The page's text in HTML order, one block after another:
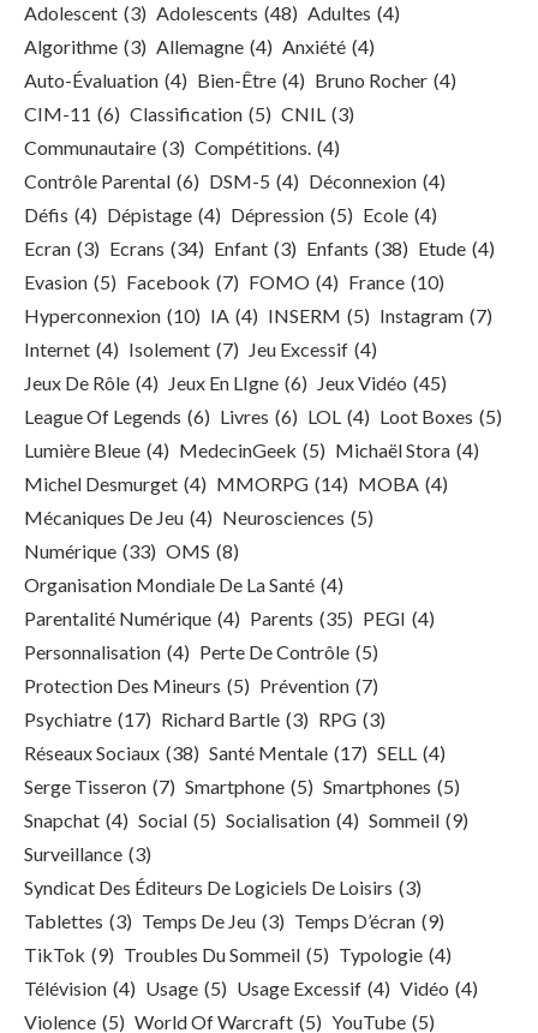
Adolescent (3) Adolescents (48) Adultes (4)
Algorithme (3) Allemagne (4) Anxiété (4)
Auto-Évaluation (4) Bien-Être (4) Bruno Rocher (4)
CIM-11 (6) Classification (5) CNIL (3)
Communautaire (3) Compétitions. (4)
Contrôle Parental (6) DSM-5 (4) Déconnexion (4)
Défis (4) Dépistage (4) Dépression (5) Ecole (4)
Ecran (3) Ecrans (34) Enfant (3) Enfants (38) Etude (4)
Evasion (5) Facebook (7) FOMO (4) France (10)
Hyperconnexion (10) IA (4) INSERM (5) Instagram (7)
Internet (4) Isolement (7) Jeu Excessif (4)
Jeux De Rôle (4) Jeux En LIgne (6) Jeux Vidéo (45)
League Of Legends (6) Livres (6) LOL (4) Loot Boxes (5)
Lumière Bleue (4) MedecinGeek (5) Michaël Stora (4)
Michel Desmurget (4) MMORPG (14) MOBA (4)
Mécaniques De Jeu (4) Neurosciences (5)
Numérique (33) OMS (8)
Organisation Mondiale De La Santé (4)
Parentalité Numérique (4) Parents (35) PEGI (4)
Personnalisation (4) Perte De Contrôle (5)
Protection Des Mineurs (5) Prévention (7)
Psychiatre (17) Richard Bartle (3) RPG (3)
Réseaux Sociaux (38) Santé Mentale (17) SELL (4)
Serge Tisseron (7) Smartphone (5) Smartphones (5)
Snapchat (4) Social (5) Socialisation (4) Sommeil (9)
Surveillance (3)
Syndicat Des Éditeurs De Logiciels De Loisirs (3)
Tablettes (3) Temps De Jeu (3) Temps D’écran (9)
TikTok (9) Troubles Du Sommeil (5) Typologie (4)
Télévision (4) Usage (5) Usage Excessif (4) Vidéo (4)
Violence (5) World Of Warcraft (5) YouTube (5)